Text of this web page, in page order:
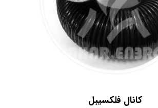
کانال فلکسیبل